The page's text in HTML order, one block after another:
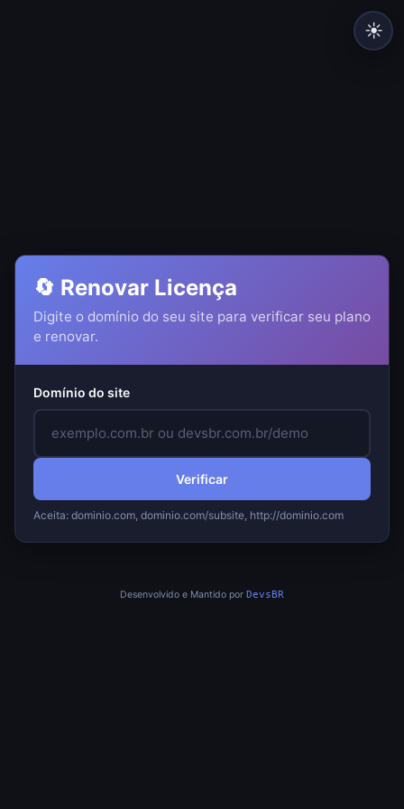
☀️
🔄 Renovar Licença
Digite o domínio do seu site para verificar seu plano
e renovar.
Domínio do site
Verificar
Aceita: dominio.com, dominio.com/subsite, http://dominio.com
Desenvolvido e Mantido por DevsBR